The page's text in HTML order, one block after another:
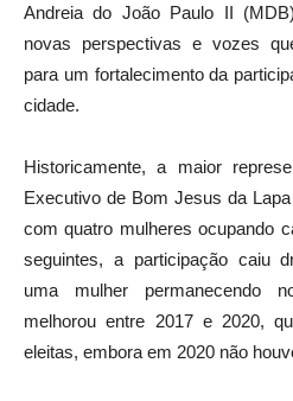
Andreia do João Paulo II
novas perspectivas e vozes
para um fortalecimento da
cidade.
Historicamente, a maior
Executivo de Bom Jesus da
com quatro mulheres ocupando
seguintes, a participação caiu
uma mulher permanecendo
melhorou entre 2017 e 2020,
eleitas, embora em 2020 não